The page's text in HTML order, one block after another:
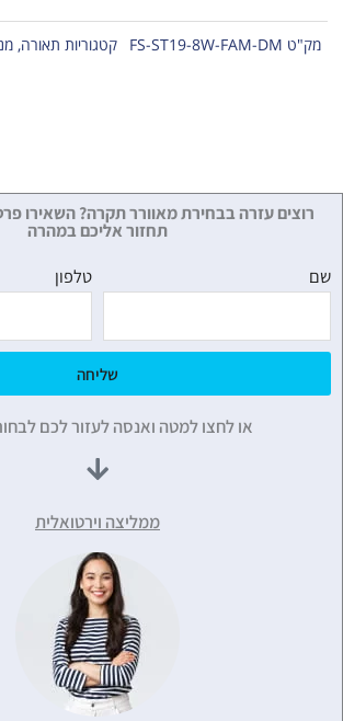
מק"ט FS-ST19-8W-FAM-DM קטגוריות תאורה,
רוצים עזרה בבחירת מאוורר תקרה? השאירו
תחזור אליכם במהרה
שם טלפון
שליחה
או לחצו למטה ואנסה לעזור לכם
ממליצה וירטואלית